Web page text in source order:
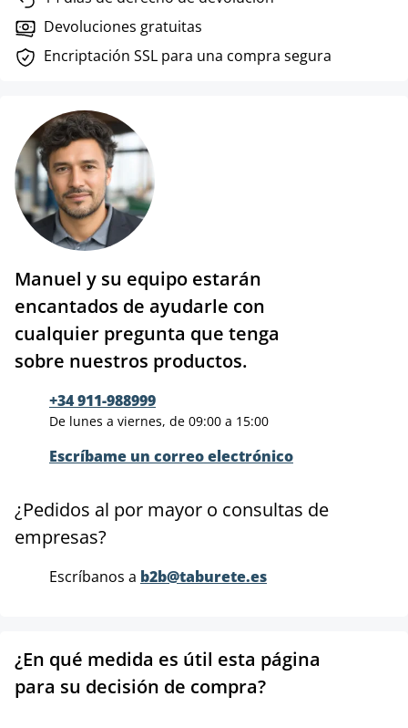
Devoluciones gratuitas
Encriptación SSL para una compra segura
Manuel y su equipo estarán
encantados de ayudarle con
cualquier pregunta que tenga
sobre nuestros productos.
+34 911-988999
De lunes a viernes, de 09:00 a 15:00
Escríbame un correo electrónico
¿Pedidos al por mayor o consultas de
empresas?
Escríbanos a b2b@taburete.es
¿En qué medida es útil esta página
para su decisión de compra?